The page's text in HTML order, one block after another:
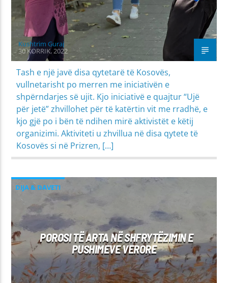
Kushtrim Guraj
30 KORRIK, 2022
Tash e një javë disa qytetarë të Kosovës,
vullnetarisht po merren me iniciativën e
shpërndarjes së ujit. Kjo iniciativë e quajtur “Ujë
për jetë” zhvillohet për të katërtin vit me rradhë, e
kjo gjë po i bën të ndihen mirë aktivistët e këtij
organizimi. Aktiviteti u zhvillua në disa qytete të
Kosovës si në Prizren, […]
DIJA & DAVETI
MIRËSJELLJA - EDUKATA FETARE
PROBLEME SHPIRTËRORE & SHOQËRORE
POROSI TË ARTA NË SHFRYTËZIMIN E
PUSHIMEVE VERORE